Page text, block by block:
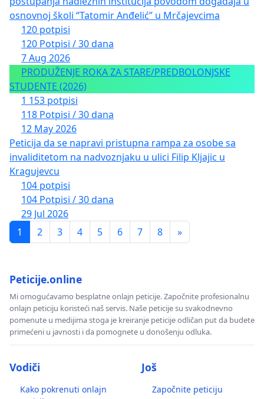
osnovnoj školi “Tatomir Anđelić” u Mrčajevcima
120 potpisi
120 Potpisi / 30 dana
7 Aug 2026
PRODUŽENJE ROKA ZA STARE/PREDBOLONJSKE
STUDENTE (2026)
1 153 potpisi
118 Potpisi / 30 dana
12 May 2026
Peticija da se napravi pristupna rampa za osobe sa
invaliditetom na nadvoznjaku u ulici Filip Kljajic u
Kragujevcu
104 potpisi
104 Potpisi / 30 dana
29 Jul 2026
1
2 3 4 5 6 7 8 »
Peticije.online
Mi omogućavamo besplatne onlajn peticije. Započnite profesionalnu
onlajn peticiju koristeći naš servis. Naše peticije su svakodnevno
pomenute u medijima stoga je kreiranje peticije odličan put da budete
primećeni u javnosti i da pomognete u donošenju odluka.
Vodiči
Kako pokrenuti onlajn
Još
Započnite peticiju